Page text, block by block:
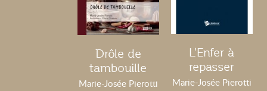
Drôle de
tambouille
Marie-Josée Pierotti
L'Enfer à
repasser
Marie-Josée Pierotti